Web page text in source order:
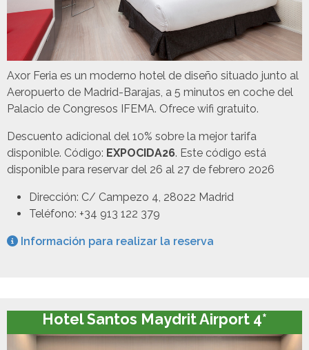
Axor Feria es un moderno hotel de diseño situado junto al
Aeropuerto de Madrid-Barajas, a 5 minutos en coche del
Palacio de Congresos IFEMA. Ofrece wifi gratuito.
Descuento adicional del 10% sobre la mejor tarifa
disponible. Código: EXPOCIDA26. Este código está
disponible para reservar del 26 al 27 de febrero 2026
Dirección: C/ Campezo 4, 28022 Madrid
Teléfono: +34 913 122 379
Información para realizar la reserva
Hotel Santos Maydrit Airport 4*